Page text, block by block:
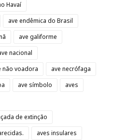
Havaí
ave endêmica do Brasil
ave galiforme
nacional
não voadora
ave necrófaga
ave símbolo
aves
de extinção
aves insulares